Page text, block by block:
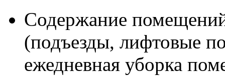
Содержание
(подъезды, лифтовые
ежедневная уборка